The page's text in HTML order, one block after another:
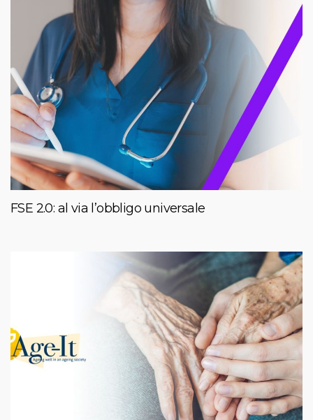
FSE 2.0: al via l’obbligo universale